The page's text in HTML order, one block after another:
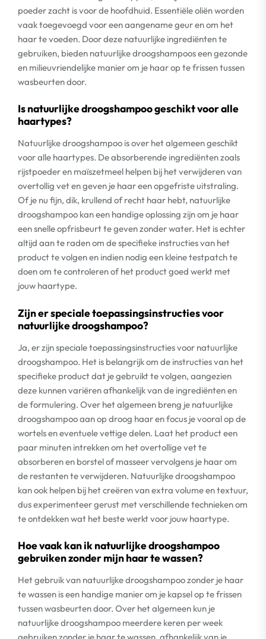
poeder zacht is voor de hoofdhuid. Essentiële oliën worden
vaak toegevoegd voor een aangename geur en om het
haar te voeden. Door deze natuurlijke ingrediënten te
gebruiken, bieden natuurlijke droogshampoos een gezonde
en milieuvriendelijke manier om je haar op te frissen tussen
wasbeurten door.
Is natuurlijke droogshampoo geschikt voor alle
haartypes?
Natuurlijke droogshampoo is over het algemeen geschikt
voor alle haartypes. De absorberende ingrediënten zoals
rijstpoeder en maïszetmeel helpen bij het verwijderen van
overtollig vet en geven je haar een opgefriste uitstraling.
Of je nu fijn, dik, krullend of recht haar hebt, natuurlijke
droogshampoo kan een handige oplossing zijn om je haar
een snelle opfrisbeurt te geven zonder water. Het is echter
altijd aan te raden om de specifieke instructies van het
product te volgen en indien nodig een kleine testpatch te
doen om te controleren of het product goed werkt met
jouw haartype.
Zijn er speciale toepassingsinstructies voor
natuurlijke droogshampoo?
Ja, er zijn speciale toepassingsinstructies voor natuurlijke
droogshampoo. Het is belangrijk om de instructies van het
specifieke product dat je gebruikt te volgen, aangezien
deze kunnen variëren afhankelijk van de ingrediënten en
de formulering. Over het algemeen breng je natuurlijke
droogshampoo aan op droog haar en focus je vooral op de
wortels en eventuele vettige delen. Laat het product een
paar minuten intrekken om het overtollige vet te
absorberen en borstel of masseer vervolgens je haar om
de restanten te verwijderen. Natuurlijke droogshampoo
kan ook helpen bij het creëren van extra volume en textuur,
dus experimenteer gerust met verschillende technieken om
te ontdekken wat het beste werkt voor jouw haartype.
Hoe vaak kan ik natuurlijke droogshampoo
gebruiken zonder mijn haar te wassen?
Het gebruik van natuurlijke droogshampoo zonder je haar
te wassen is een handige manier om je kapsel op te frissen
tussen wasbeurten door. Over het algemeen kun je
natuurlijke droogshampoo meerdere keren per week